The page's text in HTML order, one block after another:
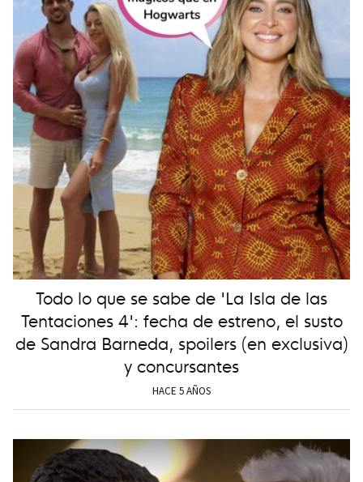
Todo lo que se sabe de 'La Isla de las
Tentaciones 4': fecha de estreno, el susto
de Sandra Barneda, spoilers (en exclusiva)
y concursantes
HACE 5 AÑOS